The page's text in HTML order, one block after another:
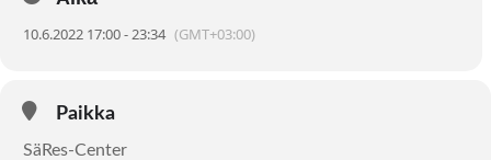
10.6.2022 17:00 - 23:34 (GMT+03:00)
Paikka
SäRes-Center